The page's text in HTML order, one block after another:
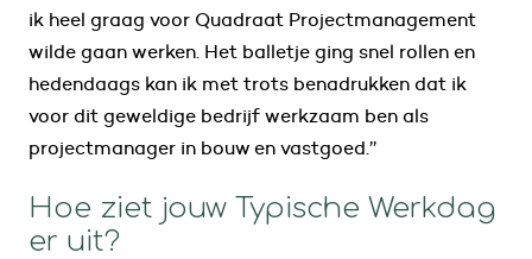
ik heel graag voor Quadraat Projectmanagement
wilde gaan werken. Het balletje ging snel rollen en
hedendaags kan ik met trots benadrukken dat ik
voor dit geweldige bedrijf werkzaam ben als
projectmanager in bouw en vastgoed.’’
Hoe ziet jouw Typische Werkdag
er uit?